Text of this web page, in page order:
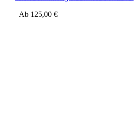
Ab 125,00€